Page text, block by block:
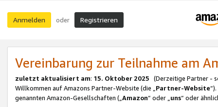
Anmelden oder Registrieren
Vereinbarung zur Teilnahme am
zuletzt aktualisiert am: 15. Oktober 2025 (Derzeitige Partner -
Willkommen auf Amazons Partner-Website (die „Partner-Website
genannten Amazon-Gesellschaften („Amazon“ oder „uns“ oder